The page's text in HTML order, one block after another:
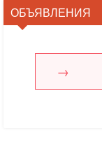
ОБЪЯВЛЕНИЯ